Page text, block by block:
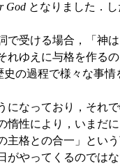
God となりました．
で受ける場合，「神
れゆえに与格を作る
の過程で様々な事
なっており，それ
惰性により，いまだに
格との合一」とい
やってくるのでは